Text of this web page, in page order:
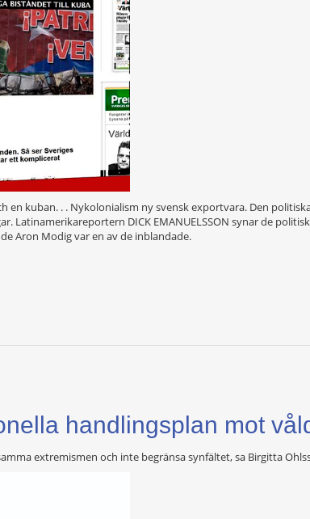
en kuban. . . Nykolonialism ny svensk exportvara. Den
Latinamerikareportern DICK EMANUELSSON synar de
Aron Modig var en av de inblandade.
handlingsplan mot
extremismen och inte begränsa synfältet, sa Birgitta